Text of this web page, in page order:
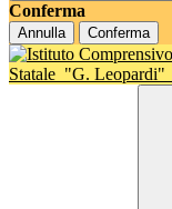
Conferma
Annulla Conferma
Statale "G. Leopardi"